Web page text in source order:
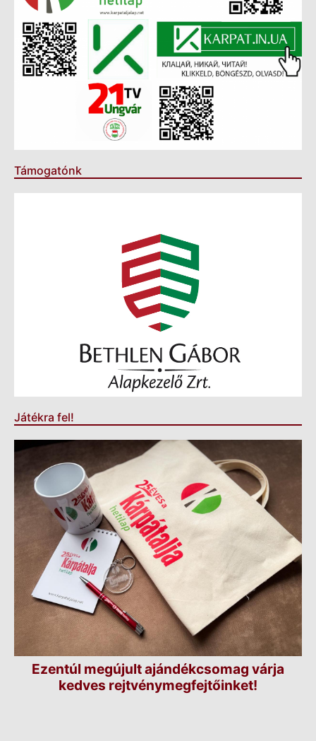
Támogatónk
Játékra fel!
Ezentúl megújult ajándékcsomag várja
kedves rejtvénymegfejtőinket!